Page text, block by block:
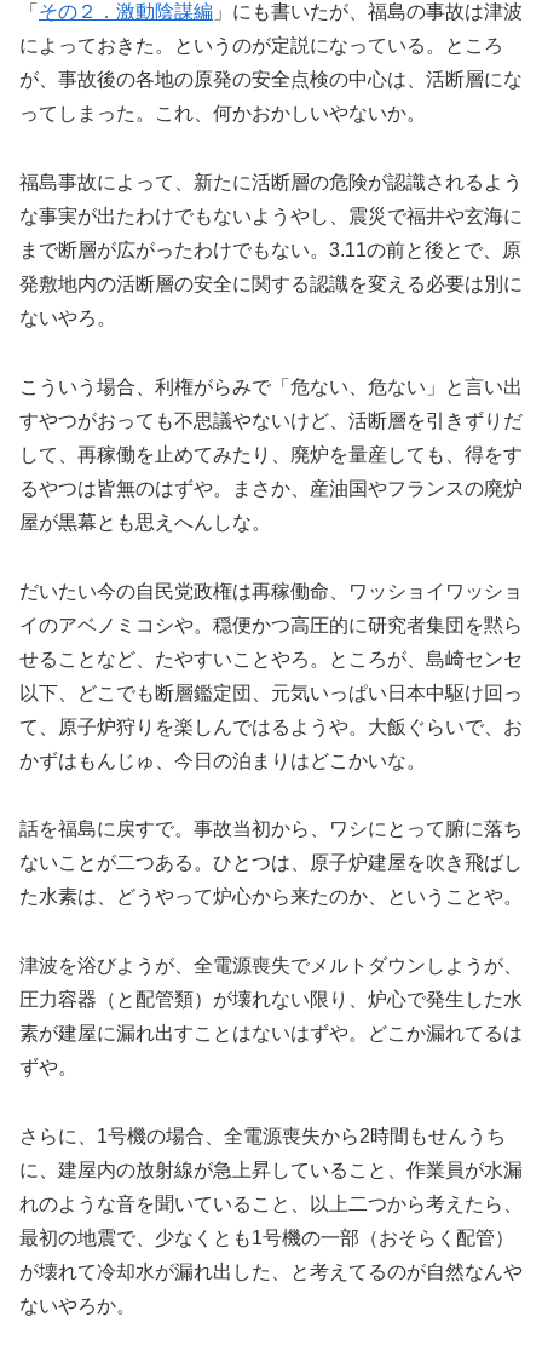
「 その２．激動陰謀編 」にも書いたが、福島の事故は津波
によっておきた。というのが定説になっている。ところ
が、事故後の各地の原発の安全点検の中心は、活断層にな
ってしまった。これ、何かおかしいやないか。
福島事故によって、新たに活断層の危険が認識されるよう
な事実が出たわけでもないようやし、震災で福井や玄海に
まで断層が広がったわけでもない。3.11の前と後とで、原
発敷地内の活断層の安全に関する認識を変える必要は別に
ないやろ。
こういう場合、利権がらみで「危ない、危ない」と言い出
すやつがおっても不思議やないけど、活断層を引きずりだ
して、再稼働を止めてみたり、廃炉を量産しても、得をす
るやつは皆無のはずや。まさか、産油国やフランスの廃炉
屋が黒幕とも思えへんしな。
だいたい今の自民党政権は再稼働命、ワッショイワッショ
イのアベノミコシや。穏便かつ高圧的に研究者集団を黙ら
せることなど、たやすいことやろ。ところが、島崎センセ
以下、どこでも断層鑑定団、元気いっぱい日本中駆け回っ
て、原子炉狩りを楽しんではるようや。大飯ぐらいで、お
かずはもんじゅ、今日の泊まりはどこかいな。
話を福島に戻すで。事故当初から、ワシにとって腑に落ち
ないことが二つある。ひとつは、原子炉建屋を吹き飛ばし
た水素は、どうやって炉心から来たのか、ということや。
津波を浴びようが、全電源喪失でメルトダウンしようが、
圧力容器（と配管類）が壊れない限り、炉心で発生した水
素が建屋に漏れ出すことはないはずや。どこか漏れてるは
ずや。
さらに、1号機の場合、全電源喪失から2時間もせんうち
に、建屋内の放射線が急上昇していること、作業員が水漏
れのような音を聞いていること、以上二つから考えたら、
最初の地震で、少なくとも1号機の一部（おそらく配管）
が壊れて冷却水が漏れ出した、と考えてるのが自然なんや
ないやろか。